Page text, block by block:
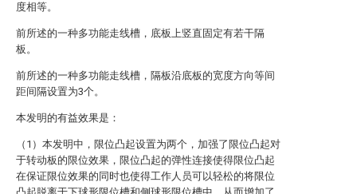
度相等。
前所述的一种多功能走线槽，底板上竖直固定有若干隔
板。
前所述的一种多功能走线槽，隔板沿底板的宽度方向等间
距间隔设置为3个。
本发明的有益效果是：
（1）本发明中，限位凸起设置为两个，加强了限位凸起对
于转动板的限位效果，限位凸起的弹性连接使得限位凸起
在保证限位效果的同时也使得工作人员可以轻松的将限位